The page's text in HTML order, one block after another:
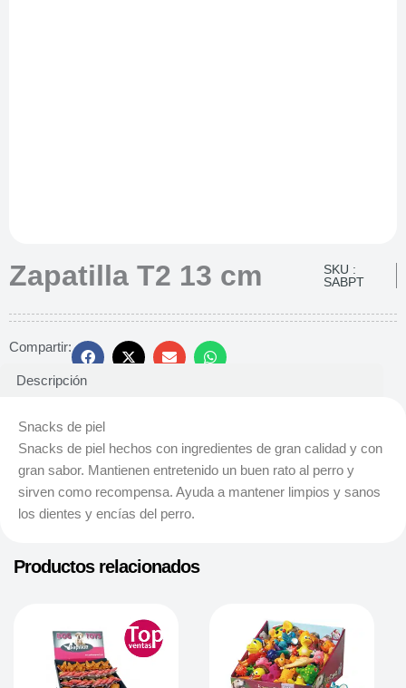
Zapatilla T2 13 cm
SKU :
SABPT
Compartir:
Descripción
Snacks de piel
Snacks de piel hechos con ingredientes de gran calidad y con
gran sabor. Mantienen entretenido un buen rato al perro y
sirven como recompensa. Ayuda a mantener limpios y sanos
los dientes y encías del perro.
Productos relacionados